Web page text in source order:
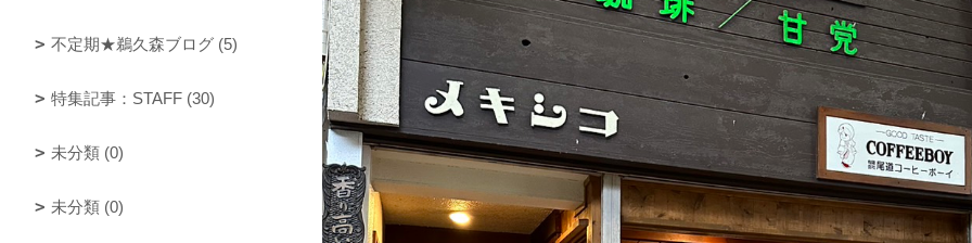
不定期★鵜久森ブログ (5)
特集記事：STAFF (30)
未分類 (0)
未分類 (0)